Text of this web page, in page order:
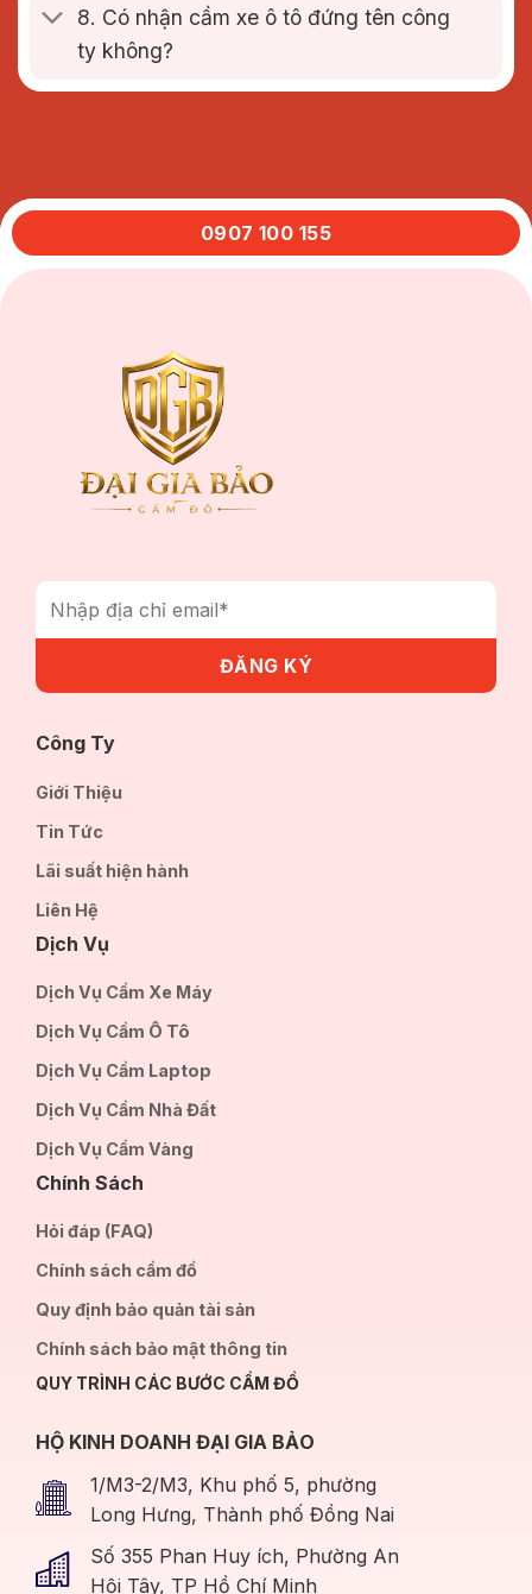
8. Có nhận cầm xe ô tô đứng tên công
ty không?
0907 100 155
Công Ty
Giới Thiệu
Tin Tức
Lãi suất hiện hành
Liên Hệ
Dịch Vụ
Dịch Vụ Cầm Xe Máy
Dịch Vụ Cầm Ô Tô
Dịch Vụ Cầm Laptop
Dịch Vụ Cầm Nhà Đất
Dịch Vụ Cầm Vàng
Chính Sách
Hỏi đáp (FAQ)
Chính sách cầm đồ
Quy định bảo quản tài sản
Chính sách bảo mật thông tin
QUY TRÌNH CÁC BƯỚC CẦM ĐỒ
HỘ KINH DOANH ĐẠI GIA BẢO
1/M3-2/M3, Khu phố 5, phường
Long Hưng, Thành phố Đồng Nai
Số 355 Phan Huy ích, Phường An
Hội Tây, TP Hồ Chí Minh